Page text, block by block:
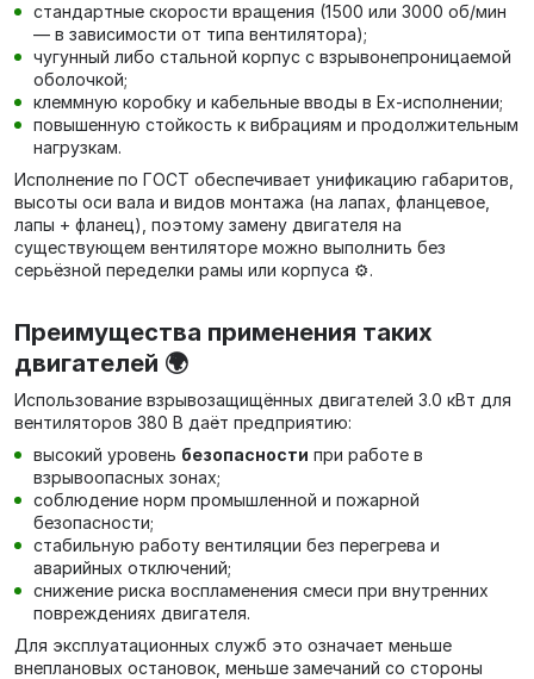
стандартные скорости вращения (1500 или 3000 об/мин
— в зависимости от типа вентилятора);
чугунный либо стальной корпус с взрывонепроницаемой
оболочкой;
клеммную коробку и кабельные вводы в Ex‑исполнении;
повышенную стойкость к вибрациям и продолжительным
нагрузкам.
Исполнение по ГОСТ обеспечивает унификацию габаритов,
высоты оси вала и видов монтажа (на лапах, фланцевое,
лапы + фланец), поэтому замену двигателя на
существующем вентиляторе можно выполнить без
серьёзной переделки рамы или корпуса ⚙️.
Преимущества применения таких
двигателей 🌍
Использование взрывозащищённых двигателей 3.0 кВт для
вентиляторов 380 В даёт предприятию:
высокий уровень безопасности при работе в
взрывоопасных зонах;
соблюдение норм промышленной и пожарной
безопасности;
стабильную работу вентиляции без перегрева и
аварийных отключений;
снижение риска воспламенения смеси при внутренних
повреждениях двигателя.
Для эксплуатационных служб это означает меньше
внеплановых остановок, меньше замечаний со стороны